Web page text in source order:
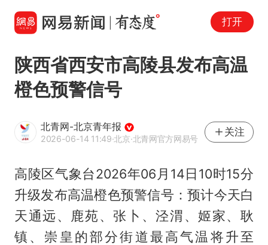
打开
陕西省西安市高陵县发布高温
橙色预警信号
北青网-北京青年报
2026-06-14 11:49·北京·北青网官方网易号
关注
高陵区气象台2026年06月14日10时15分
升级发布高温橙色预警信号：预计今天白
天通远、鹿苑、张卜、泾渭、姬家、耿
镇、崇皇的部分街道最高气温将升至